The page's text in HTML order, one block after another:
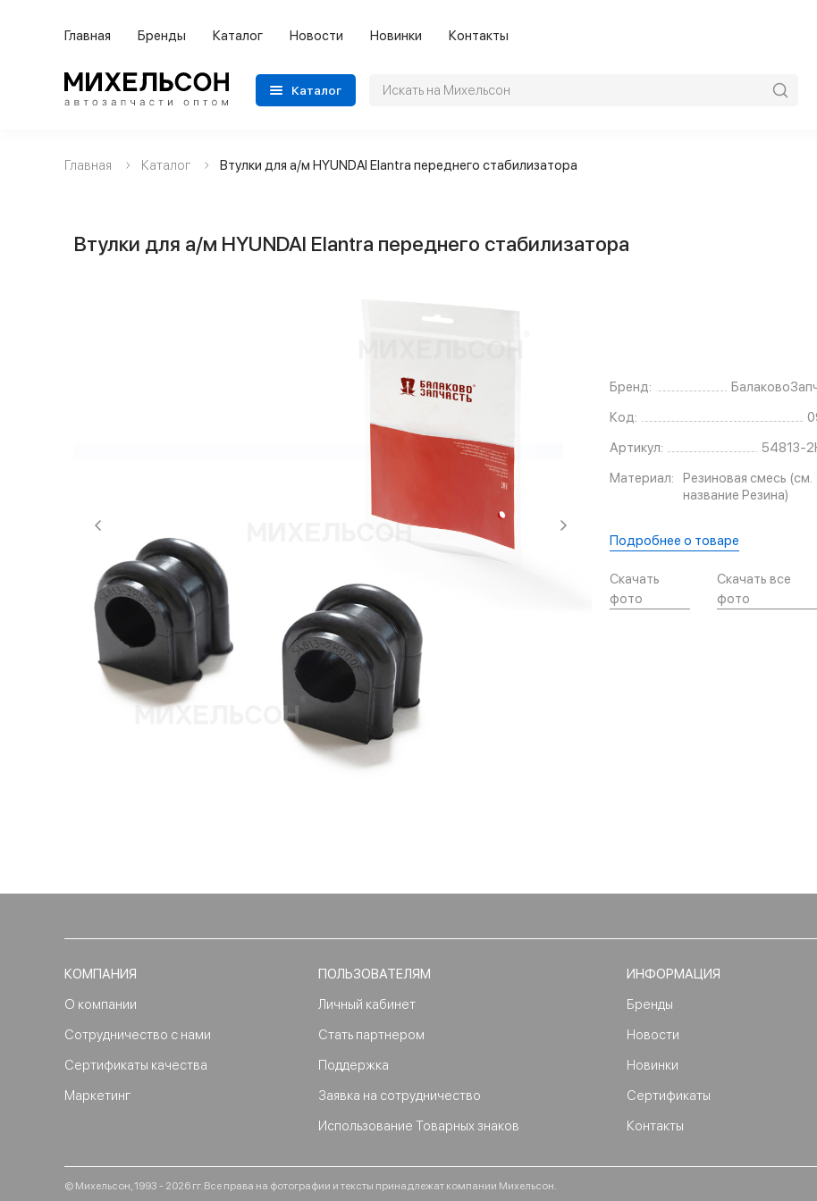
Главная Бренды Каталог Новости Новинки Контакты
Каталог
Применяемость
Категории автозапчастей
Главная Каталог Втулки для а/м HYUNDAI Elantra переднего стабилизатора
Втулки для а/м HYUNDAI Elantra переднего стабилизатора
Бренд:
Код:
Артикул:
54813-
Материал:
Резиновая смесь (см.
название Резина)
Подробнее о товаре
Скачать
фото
Скачать все
фото
КОМПАНИЯ
О компании
Сотрудничество с нами
Сертификаты качества
Маркетинг
ПОЛЬЗОВАТЕЛЯМ
Личный кабинет
Стать партнером
Поддержка
Заявка на сотрудничество
Использование Товарных знаков
ИНФОРМАЦИЯ
Бренды
Новости
Новинки
Сертификаты
Контакты
© Михельсон, 1993 - 2026 гг. Все права на фотографии и тексты принадлежат компании Михельсон.